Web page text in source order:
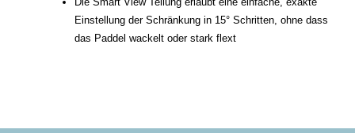
Einstellung der Schränkung in 15° Schritten, ohne dass
das Paddel wackelt oder stark flext